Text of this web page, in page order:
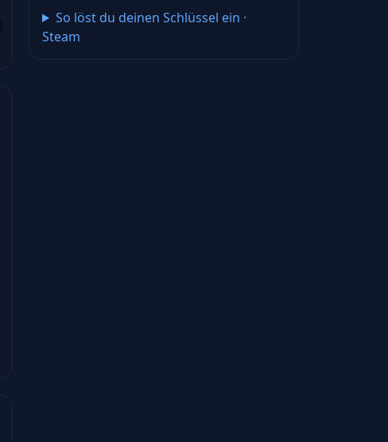
So löst du deinen Schlüssel ein ·
Steam